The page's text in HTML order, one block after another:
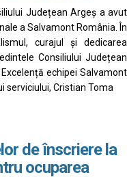
Județean Argeș a avut
a Salvamont România. În
curajul și dedicarea
Consiliului Județean
echipei Salvamont
serviciului, Cristian Toma
de înscriere la
ocuparea